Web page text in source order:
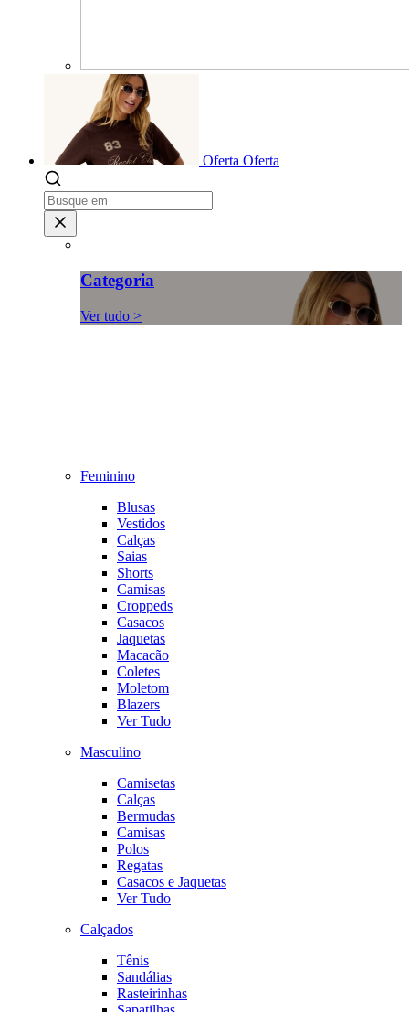
Oferta Oferta
Categoria
Ver tudo >
Feminino
Blusas
Vestidos
Calças
Saias
Shorts
Camisas
Croppeds
Casacos
Jaquetas
Macacão
Coletes
Moletom
Blazers
Ver Tudo
Masculino
Camisetas
Calças
Bermudas
Camisas
Polos
Regatas
Casacos e Jaquetas
Ver Tudo
Calçados
Tênis
Sandálias
Rasteirinhas